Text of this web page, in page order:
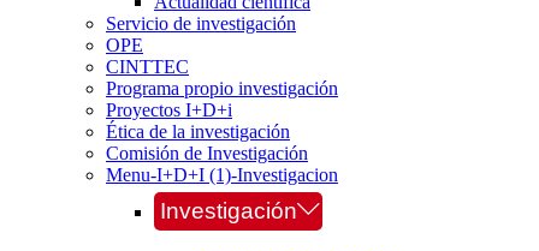
Servicio de investigación
OPE
CINTTEC
Programa propio investigación
Proyectos I+D+i
Ética de la investigación
Comisión de Investigación
Menu-I+D+I (1)-Investigacion
Investigación